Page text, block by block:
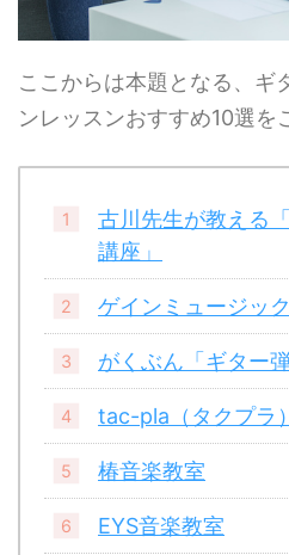
ここからは本題となる、ギ
ンレッスンおすすめ10選を
古川先生が教える
講座」
ゲインミュージッ
がくぶん「ギター
tac-pla（タクプラ）
椿音楽教室
EYS音楽教室